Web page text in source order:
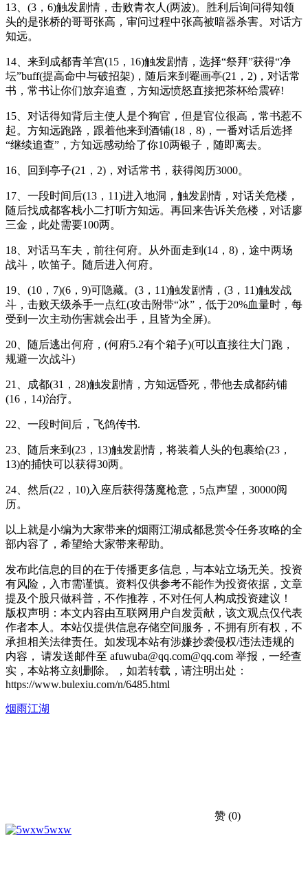
13、(3，6)触发剧情，击败青衣人(两波)。胜利后询问得知领
头的是张桥的哥哥张高，审问过程中张高被暗器杀害。对话方
知远。
14、来到成都青羊宫(15，16)触发剧情，选择“祭拜”获得“净
坛”buff(提高命中与破招架)，随后来到罨画亭(21，2)，对话常
书，常书让你们放弃追查，方知远愤怒直接把茶杯给震碎!
15、对话得知背后主使人是个狗官，但是官位很高，常书惹不
起。方知远跑路，跟着他来到酒铺(18，8)，一番对话后选择
“继续追查”，方知远感动给了你10两银子，随即离去。
16、回到亭子(21，2)，对话常书，获得阅历3000。
17、一段时间后(13，11)进入地洞，触发剧情，对话关危楼，
随后找成都客栈小二打听方知远。再回来告诉关危楼，对话廖
三金，此处需要100两。
18、对话马车夫，前往何府。从外面走到(14，8)，途中两场
战斗，吹笛子。随后进入何府。
19、(10，7)(6，9)可隐藏。(3，11)触发剧情，(3，11)触发战
斗，击败天级杀手一点红(攻击附带“冰”，低于20%血量时，每
受到一次主动伤害就会出手，且皆为全屏)。
20、随后逃出何府，(何府5.2有个箱子)(可以直接往大门跑，
规避一次战斗)
21、成都(31，28)触发剧情，方知远昏死，带他去成都药铺
(16，14)治疗。
22、一段时间后，飞鸽传书.
23、随后来到(23，13)触发剧情，将装着人头的包裹给(23，
13)的捕快可以获得30两。
24、然后(22，10)入座后获得荡魔枪意，5点声望，30000阅
历。
以上就是小编为大家带来的烟雨江湖成都悬赏令任务攻略的全
部内容了，希望给大家带来帮助。
发布此信息的目的在于传播更多信息，与本站立场无关。投资
有风险，入市需谨慎。资料仅供参考不能作为投资依据，文章
提及个股只做科普，不作推荐，不对任何人构成投资建议！
版权声明：本文内容由互联网用户自发贡献，该文观点仅代表
作者本人。本站仅提供信息存储空间服务，不拥有所有权，不
承担相关法律责任。如发现本站有涉嫌抄袭侵权/违法违规的
内容， 请发送邮件至 afuwuba@qq.com@qq.com 举报，一经查
实，本站将立刻删除。，如若转载，请注明出处：
https://www.bulexiu.com/n/6485.html
烟雨江湖
赞 (0)
5wxw